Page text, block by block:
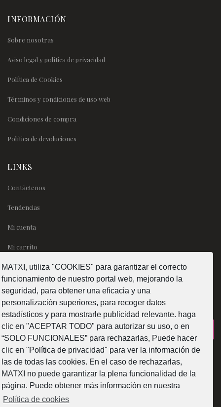
MATXI, utiliza "COOKIES" para garantizar el correcto
funcionamiento de nuestro portal web, mejorando la
seguridad, para obtener una eficacia y una
personalización superiores, para recoger datos
estadísticos y para mostrarle publicidad relevante. haga
clic en "ACEPTAR TODO" para autorizar su uso, o en
“SOLO FUNCIONALES” para rechazarlas, Puede hacer
clic en "Política de privacidad" para ver la información de
las de todas las cookies. En el caso de rechazarlas,
MATXI no puede garantizar la plena funcionalidad de la
página. Puede obtener más información en nuestra
Política de cookies
INFORMACIÓN
Sobre nosotras
Aviso legal y política de privacidad
Política de Cookies
Términos y condiciones de uso web
Condiciones de compra
Política de devoluciones
LINKS
Contáctenos
Tendencias
Mi cuenta
Mi carrito
SÍGUENOS
¿Como fabricamos?
Web subvencionada por la Diputación Foral de Bizkaia